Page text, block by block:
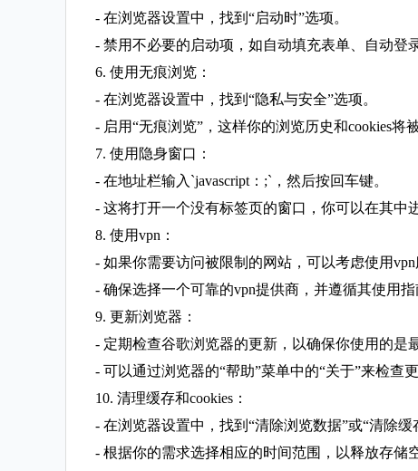
- 在浏览器设置中，找到“启动时”选项。
- 禁用不必要的启动项，如自动填充表单、自动登
6. 使用无痕浏览：
- 在浏览器设置中，找到“隐私与安全”选项。
- 启用“无痕浏览”，这样你的浏览历史和cookies将
7. 使用隐身窗口：
- 在地址栏输入`javascript：;`，然后按回车键。
- 这将打开一个没有标签页的窗口，你可以在其中
8. 使用vpn：
- 如果你需要访问被限制的网站，可以考虑使用vpn
- 确保选择一个可靠的vpn提供商，并遵循其使用指
9. 更新浏览器：
- 定期检查谷歌浏览器的更新，以确保你使用的是
- 可以通过浏览器的“帮助”菜单中的“关于”来检查更
10. 清理缓存和cookies：
- 在浏览器设置中，找到“清除浏览数据”或“清除缓
- 根据你的需求选择相应的时间范围，以释放存储